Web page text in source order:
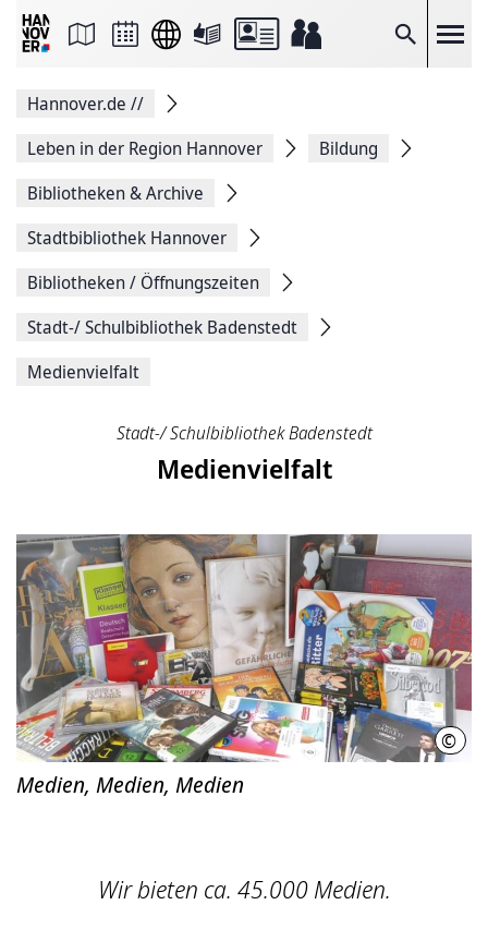
Suche
Seite
Facebook
teilen
Seitenlink
Seite
Hannover.de //
Leben in der Region Hannover
Bildung
Bibliotheken & Archive
Stadtbibliothek Hannover
Bibliotheken / Öffnungszeiten
Stadt-/ Schulbibliothek Badenstedt
Medienvielfalt
Stadt-/ Schulbibliothek Badenstedt
Medienvielfalt
©
Medien, Medien, Medien
Wir bieten ca. 45.000 Medien.